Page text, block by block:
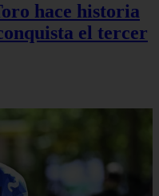
hace historia
el tercer